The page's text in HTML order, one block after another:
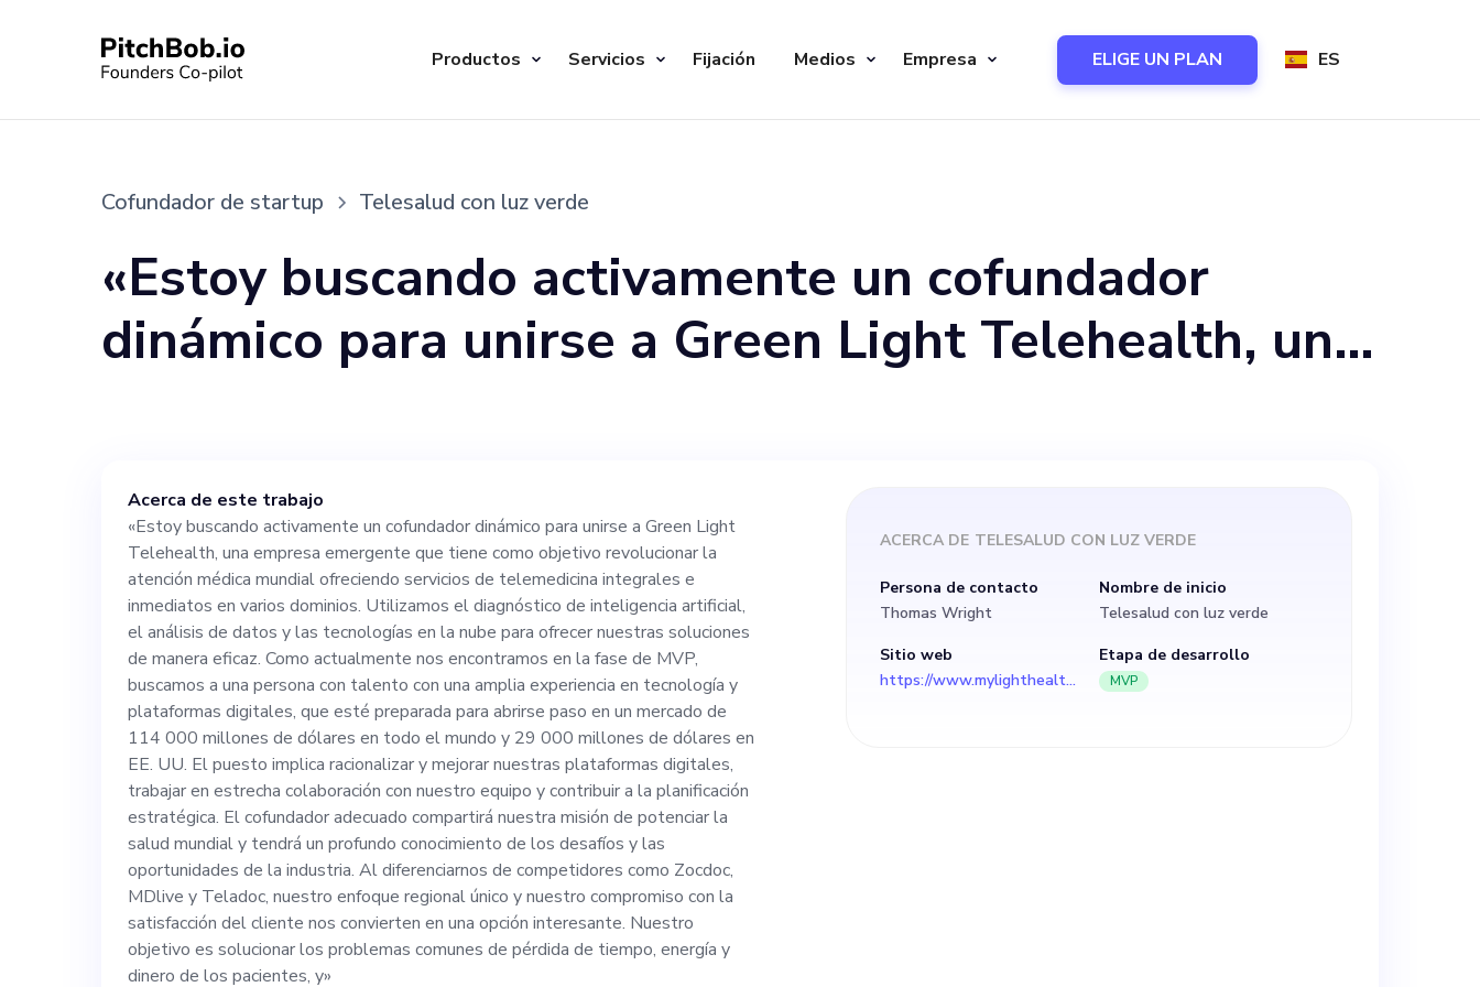
Productos Servicios Fijación Medios Empresa ELIGE UN PLAN ES
Cofundador de startup Telesalud con luz verde
«Estoy buscando activamente un cofundador
dinámico para unirse a Green Light Telehealth, una
servicios de telemedicina integrales e inmediatos
en varios dominios. Utilizamos el diagnóstico de
inteligencia artificial, el análisis de datos y las
tecnologías en la nube para ofrecer nuestras
soluciones de manera eficaz. Como actualmente
nos encontramos en la fase de MVP, buscamos a
una persona con talento con una amplia
experiencia en tecnología y plataformas digitales,
Acerca de este trabajo
«Estoy buscando activamente un cofundador dinámico para unirse a Green Light
Telehealth, una empresa emergente que tiene como objetivo revolucionar la
atención médica mundial ofreciendo servicios de telemedicina integrales e
inmediatos en varios dominios. Utilizamos el diagnóstico de inteligencia artificial,
el análisis de datos y las tecnologías en la nube para ofrecer nuestras soluciones
de manera eficaz. Como actualmente nos encontramos en la fase de MVP,
buscamos a una persona con talento con una amplia experiencia en tecnología y
plataformas digitales, que esté preparada para abrirse paso en un mercado de
114 000 millones de dólares en todo el mundo y 29 000 millones de dólares en
EE. UU. El puesto implica racionalizar y mejorar nuestras plataformas digitales,
trabajar en estrecha colaboración con nuestro equipo y contribuir a la planificación
estratégica. El cofundador adecuado compartirá nuestra misión de potenciar la
salud mundial y tendrá un profundo conocimiento de los desafíos y las
oportunidades de la industria. Al diferenciarnos de competidores como Zocdoc,
MDlive y Teladoc, nuestro enfoque regional único y nuestro compromiso con la
satisfacción del cliente nos convierten en una opción interesante. Nuestro
objetivo es solucionar los problemas comunes de pérdida de tiempo, energía y
dinero de los pacientes, y»
ACERCA DE TELESALUD CON LUZ VERDE
Persona de contacto
Thomas Wright
Nombre de inicio
Telesalud con luz verde
Sitio web
https://www.mylighthealth.com/
Etapa de desarrollo
MVP